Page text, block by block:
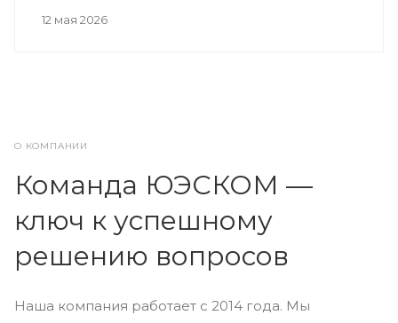
12 мая 2026
О КОМПАНИИ
Команда ЮЭСКОМ —
ключ к успешному
решению вопросов
Наша компания работает с 2014 года. Мы